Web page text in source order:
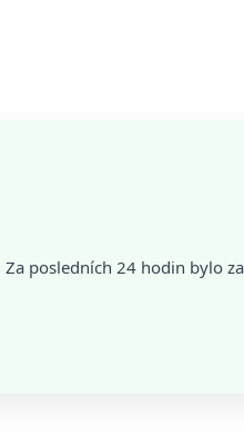
Za posledních 24 hodin bylo